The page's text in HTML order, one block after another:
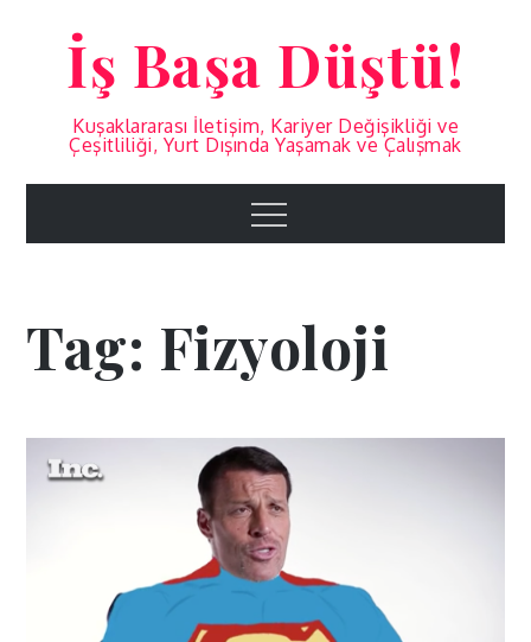
İş Başa Düştü!
Kuşaklararası İletişim, Kariyer Değişikliği ve
Çeşitliliği, Yurt Dışında Yaşamak ve Çalışmak
Menu
Tag: Fizyoloji